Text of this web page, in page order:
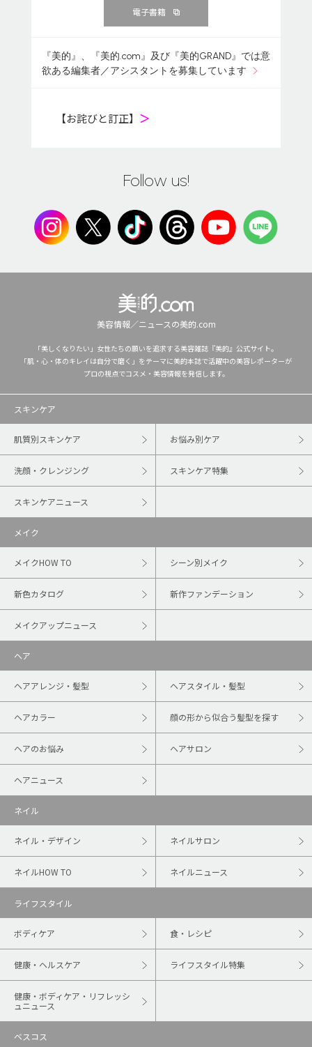
電子書籍
『美的』、『美的.com』及び『美的GRAND』では意
欲ある編集者／アシスタントを募集しています
【お詫びと訂正】 ＞
Follow us!
美容情報／ニュースの美的.com
「美しくなりたい」女性たちの願いを追求する美容雑誌『美的』公式サイト。
「肌・心・体のキレイは自分で磨く」をテーマに美的本誌で活躍中の美容レポーターが
プロの視点でコスメ・美容情報を発信します。
スキンケア
肌質別スキンケア お悩み別ケア
洗顔・クレンジング スキンケア特集
スキンケアニュース
メイク
メイクHOW TO シーン別メイク
新色カタログ 新作ファンデーション
メイクアップニュース
ヘア
ヘアアレンジ・髪型 ヘアスタイル・髪型
ヘアカラー 顔の形から似合う髪型を探す
ヘアのお悩み ヘアサロン
ヘアニュース
ネイル
ネイル・デザイン ネイルサロン
ネイルHOW TO ネイルニュース
ライフスタイル
ボディケア 食・レシピ
健康・ヘルスケア ライフスタイル特集
健康・ボディケア・リフレッシ
ュニュース
ベスコス